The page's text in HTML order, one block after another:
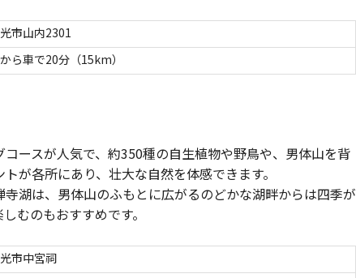
市山内2301
ら車で20分（15km）
ースが人気で、約350種の自生植物や野鳥や、男体山を背
が各所にあり、壮大な自然を体感できます。
湖は、男体山のふもとに広がるのどかな湖畔からは四季が
むのもおすすめです。
市中宮祠